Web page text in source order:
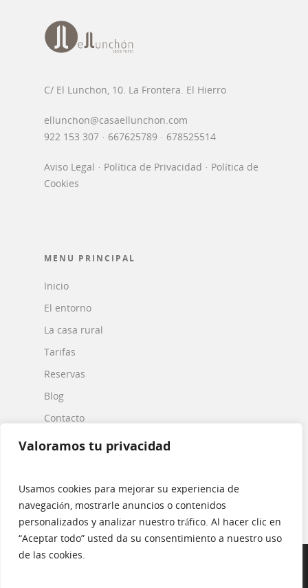
Valoramos tu privacidad
Usamos cookies para mejorar su experiencia de
navegación, mostrarle anuncios o contenidos
personalizados y analizar nuestro tráfico. Al hacer clic en
“Aceptar todo” usted da su consentimiento a nuestro uso
de las cookies.
C/ El Lunchon, 10. La Frontera. El Hierro
ellunchon@casaellunchon.com
922 153 307 · 667625789 · 678525514
Aviso Legal · Política de Privacidad · Política de
Cookies
MENU PRINCIPAL
Inicio
El entorno
La casa rural
Tarifas
Reservas
Blog
Contacto
¡Bienvenidos a El Lunchón!